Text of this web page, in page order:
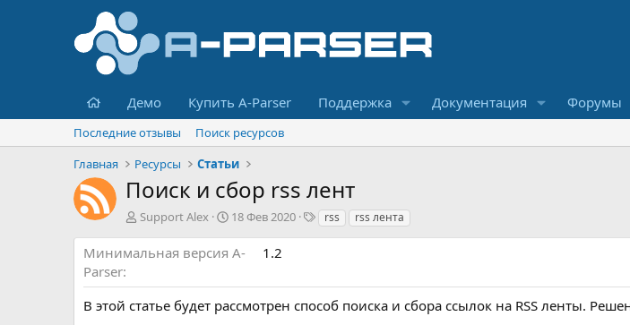
Главная
Демо Купить A-Parser Поддержка Документация Форумы
Последние отзывы
Поиск ресурсов
Главная
Ресурсы Статьи
Поиск и сбор rss лент
А
т
Support Alex
Д
т
з
18 Фев 2020
Т rss rss лента
Минимальная версия A-
Parser
1.2
В этой статье будет рассмотрен способ поиска и сбора ссылок на RSS ленты.